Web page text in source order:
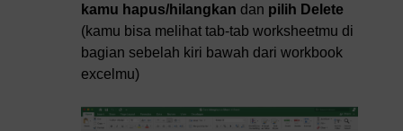
kamu hapus/hilangkan dan pilih Delete
(kamu bisa melihat tab-tab worksheetmu di
bagian sebelah kiri bawah dari workbook
excelmu)